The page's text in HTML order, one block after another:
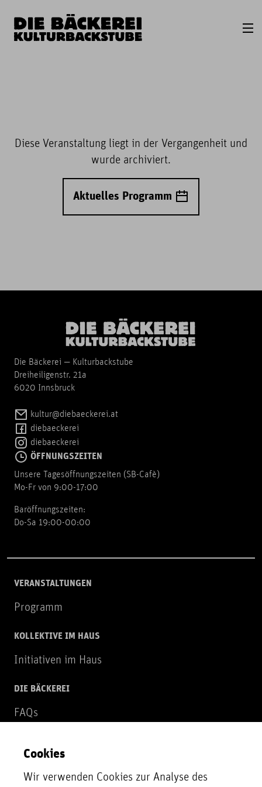
Diese Veranstaltung liegt in der Vergangenheit und
wurde archiviert.
Aktuelles Programm
Die Bäckerei — Kulturbackstube
Dreiheiligenstr. 21a
6020 Innsbruck
kultur@diebaeckerei.at
diebaeckerei
diebaeckerei
ÖFFNUNGSZEITEN
Unsere Tagesöffnungszeiten (SB-Cafè)
Mo-Fr von 9:00-17:00
Baröffnungszeiten:
Do-Sa 19:00-00:00
VERANSTALTUNGEN
Programm
KOLLEKTIVE IM HAUS
Initiativen im Haus
DIE BÄCKEREI
FAQs
NEWSLETTER
Zur Newsletter Anmeldung
Cookies
Wir verwenden Cookies zur Analyse des